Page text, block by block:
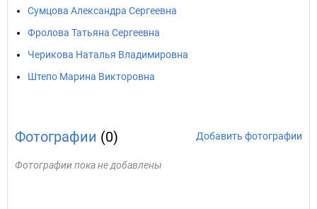
Сумцова Александра Сергеевна
Фролова Татьяна Сергеевна
Черикова Наталья Владимировна
Штепо Марина Викторовна
Фотографии (0) Добавить фотографии
Фотографии пока не добавлены